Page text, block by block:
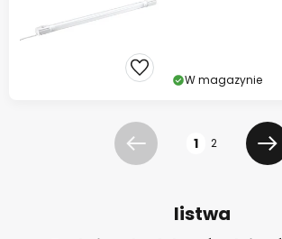
W magazynie
Poprzednia1 2
listwa